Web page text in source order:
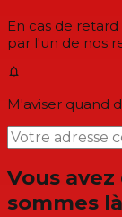
En cas de
par l'un de nos
M'aviser quand
Vous
sommes